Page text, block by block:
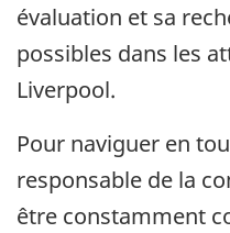
évaluation et sa
possibles dans les
Liverpool.
Pour naviguer en
responsable de la
être constamment